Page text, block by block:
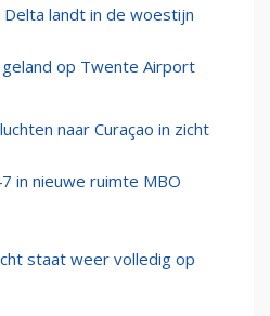
landt in de woestijn
op Twente Airport
naar Curaçao in zicht
in nieuwe ruimte MBO
staat weer volledig op